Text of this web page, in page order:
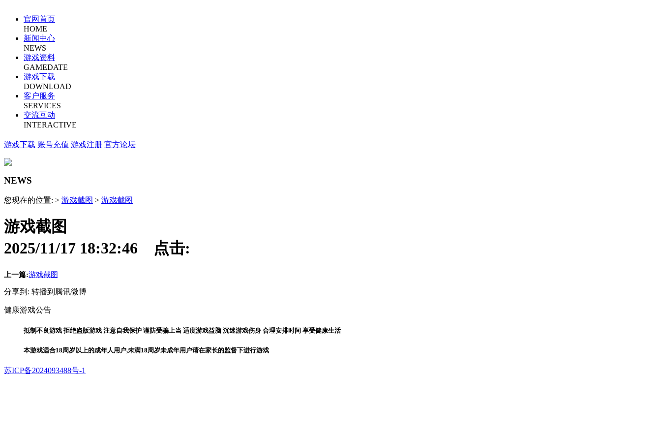
官网首页
HOME
新闻中心
NEWS
游戏资料
GAMEDATE
游戏下载
DOWNLOAD
客户服务
SERVICES
交流互动
INTERACTIVE
游戏下载 账号充值 游戏注册 官方论坛
NEWS
您现在的位置: > 游戏截图 > 游戏截图
游戏截图
2025/11/17 18:32:46 点击:
上一篇:游戏截图
分享到: 转播到腾讯微博
健康游戏公告
抵制不良游戏 拒绝盗版游戏 注意自我保护 谨防受骗上当 适度游戏益脑 沉迷游戏伤身 合理安排时间 享受健康生活
本游戏适合18周岁以上的成年人用户,未满18周岁未成年用户请在家长的监督下进行游戏
苏ICP备2024093488号-1